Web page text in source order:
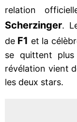
relation
Scherzinger.
de F1 et la
se quittent plus
révélation vient
les deux stars.